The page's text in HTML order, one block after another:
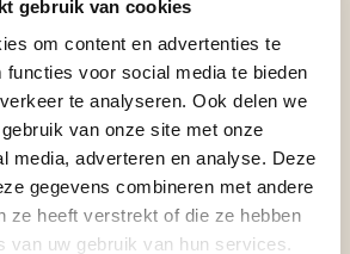
gebruik van cookies
om content en advertenties te
functies voor social media te bieden
te analyseren. Ook delen we
van onze site met onze
media, adverteren en analyse. Deze
gegevens combineren met andere
ze heeft verstrekt of die ze hebben
van uw gebruik van hun services.
natuurparadijs Jiquilisco Bay in
mangroves,
en bedreigde slingerapen